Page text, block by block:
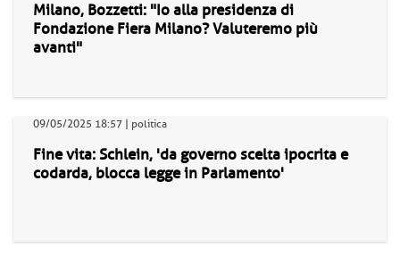
Milano, Bozzetti: "Io alla presidenza di
Fondazione Fiera Milano? Valuteremo più
avanti"
09/05/2025 18:57 | politica
Fine vita: Schlein, 'da governo scelta ipocrita e
codarda, blocca legge in Parlamento'